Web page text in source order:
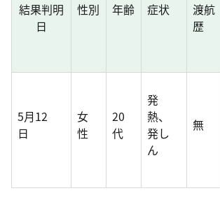
結果判明
日
性別 年齢 症状
渡航
歴
5月12
日
女
性
20
代
発
熱、
発し
ん
無